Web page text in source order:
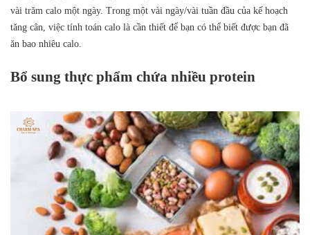
vài trăm calo một ngày. Trong một vài ngày/vài tuần đầu của kế hoạch
tăng cân, việc tính toán calo là cần thiết để bạn có thể biết được bạn đã
ăn bao nhiêu calo.
Bổ sung thực phẩm chứa nhiều protein